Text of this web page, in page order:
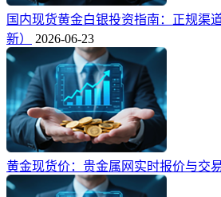
国内现货黄金白银投资指南：正规渠
新）
2026-06-23
黄金现货价：贵金属网实时报价与交